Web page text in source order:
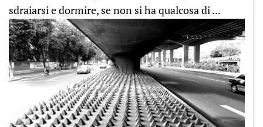
sdraiarsi e dormire, se non si ha qualcosa di ...